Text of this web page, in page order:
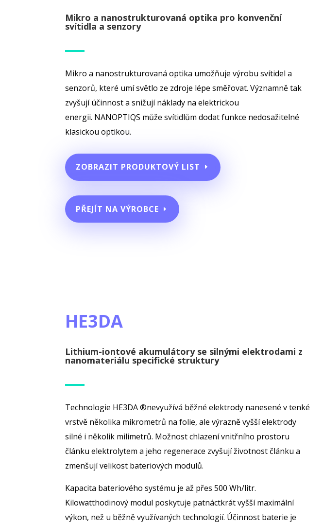
Mikro a nanostrukturovaná optika pro konvenční
svítidla a senzory
Mikro a nanostrukturovaná optika umožňuje výrobu svítidel a
senzorů, které umí světlo ze zdroje lépe směřovat. Významně tak
zvyšují účinnost a snižují náklady na elektrickou
energii. NANOPTIQS může svítidlům dodat funkce nedosažitelné
klasickou optikou.
ZOBRAZIT PRODUKTOVÝ LIST
PŘEJÍT NA VÝROBCE
HE3DA
Lithium-iontové akumulátory se silnými elektrodami z
nanomateriálu specifické struktury
Technologie HE3DA ®nevyužívá běžné elektrody nanesené v tenké
vrstvě několika mikrometrů na folie, ale výrazně vyšší elektrody
silné i několik milimetrů. Možnost chlazení vnitřního prostoru
článku elektrolytem a jeho regenerace zvyšují životnost článku a
zmenšují velikost bateriových modulů.
Kapacita bateriového systému je až přes 500 Wh/litr.
Kilowatthodinový modul poskytuje patnáctkrát vyšší maximální
výkon, než u běžně využívaných technologií. Účinnost baterie je